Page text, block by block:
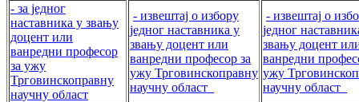
- за једног
наставника у звању
доцент или
ванредни професор
за ужу
Трговинскоправну
научну област
- извештај о избору
једног наставника у
звању доцент или
ванредни професор за
ужу Трговинскоправну
научну област
- извештај о
једног
звању доцент
ванредни
ужу
научну област